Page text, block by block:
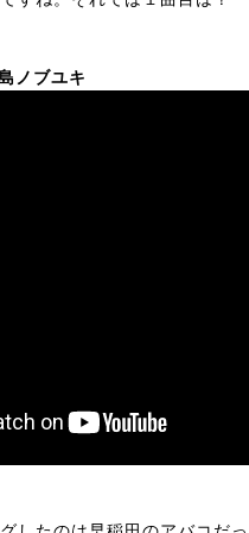
ノブユキ